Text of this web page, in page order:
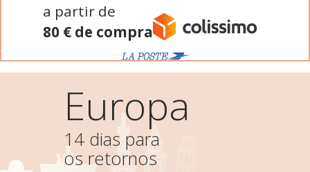
a partir de
80 € de compra
Europa
14 dias para
os retornos